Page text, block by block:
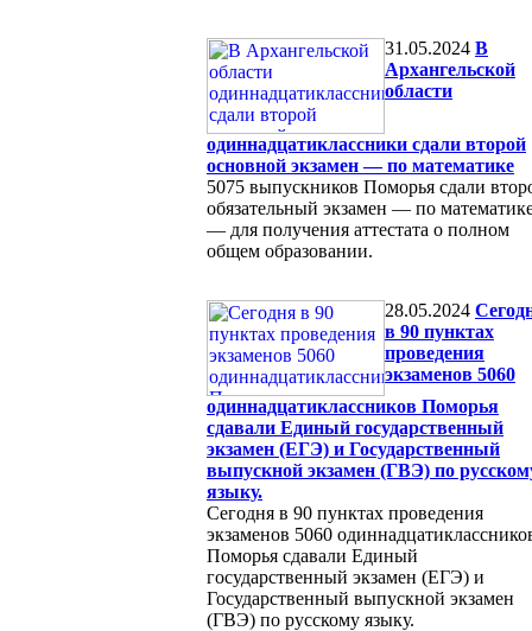
31.05.2024 В
Архангельской
области
одиннадцатиклассники сдали второй
основной экзамен — по математике
5075 выпускников Поморья сдали
обязательный экзамен — по
— для получения аттестата о полном
общем образовании.
28.05.2024
в 90 пунктах
проведения
экзаменов 5060
одиннадцатиклассников Поморья
сдавали Единый государственный
экзамен (ЕГЭ) и Государственный
выпускной экзамен (ГВЭ) по
языку.
Сегодня в 90 пунктах проведения
экзаменов 5060
Поморья сдавали Единый
государственный экзамен (ЕГЭ) и
Государственный выпускной экзамен
(ГВЭ) по русскому языку.